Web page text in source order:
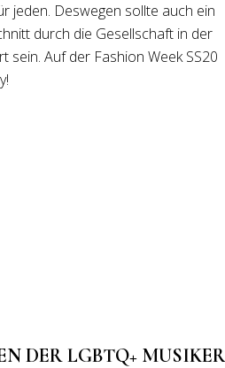
jeden. Deswegen sollte auch ein
durch die Gesellschaft in der
sein. Auf der Fashion Week SS20
DER LGBTQ+ MUSIKER